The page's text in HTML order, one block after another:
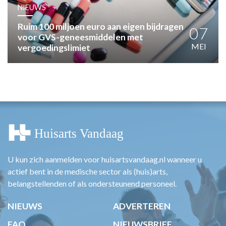
PRAKTIJKZAKEN
TARIEVEN
VPHUISARTSEN
MEDISCHE VAKHANDEL
NIEUWS
Ruim 100 miljoen euro aan eigen bijdragen
voor GVS-geneesmiddelen met
vergoedingslimiet
07
MEI
U kun zich aanmelden voor huisartsvandaag.nl wanneer u
actief bent in de medische sector als (huis)arts,
belangstellenden of als ondersteunend personeel.
NIEUWS
ADVERTEREN